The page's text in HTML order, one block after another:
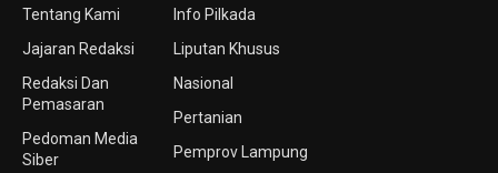
Tentang Kami
Jajaran Redaksi
Redaksi Dan
Pemasaran
Pedoman Media
Siber
Info Pilkada
Liputan Khusus
Nasional
Pertanian
Pemprov Lampung